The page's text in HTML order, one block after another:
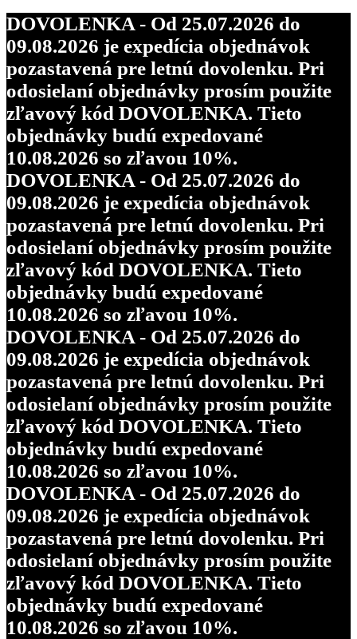
DOVOLENKA - Od 25.07.2026 do
09.08.2026 je expedícia objednávok
pozastavená pre letnú dovolenku. Pri
odosielaní objednávky prosím použite
zľavový kód DOVOLENKA. Tieto
objednávky budú expedované
10.08.2026 so zľavou 10%.
DOVOLENKA - Od 25.07.2026 do
09.08.2026 je expedícia objednávok
pozastavená pre letnú dovolenku. Pri
odosielaní objednávky prosím použite
zľavový kód DOVOLENKA. Tieto
objednávky budú expedované
10.08.2026 so zľavou 10%.
DOVOLENKA - Od 25.07.2026 do
09.08.2026 je expedícia objednávok
pozastavená pre letnú dovolenku. Pri
odosielaní objednávky prosím použite
zľavový kód DOVOLENKA. Tieto
objednávky budú expedované
10.08.2026 so zľavou 10%.
DOVOLENKA - Od 25.07.2026 do
09.08.2026 je expedícia objednávok
pozastavená pre letnú dovolenku. Pri
odosielaní objednávky prosím použite
zľavový kód DOVOLENKA. Tieto
objednávky budú expedované
10.08.2026 so zľavou 10%.